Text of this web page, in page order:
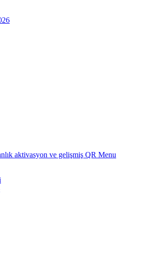
aktivasyon ve gelişmiş QR Menu